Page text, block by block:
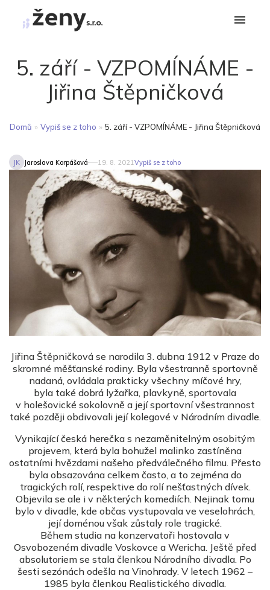
5. září - VZPOMÍNÁME -
Jiřina Štěpničková
Domů » Vypiš se z toho » 5. září - VZPOMÍNÁME - Jiřina Štěpničková
JK Jaroslava Korpášová 19. 8. 2021 Vypiš se z toho
Jiřina Štěpničková se narodila 3. dubna 1912 v Praze do
skromné měšťanské rodiny. Byla všestranně sportovně
nadaná, ovládala prakticky všechny míčové hry,
byla také dobrá lyžařka, plavkyně, sportovala
v holešovické sokolovně a její sportovní všestrannost
také později obdivovali její kolegové v Národním divadle.
Vynikající česká herečka s nezaměnitelným osobitým
projevem, která byla bohužel malinko zastíněna
ostatními hvězdami našeho předválečného filmu. Přesto
byla obsazována celkem často, a to zejména do
tragických rolí, respektive do rolí nešťastných dívek.
Objevila se ale i v některých komediích. Nejinak tomu
bylo v divadle, kde občas vystupovala ve veselohrách,
její doménou však zůstaly role tragické.
Během studia na konzervatoři hostovala v
Osvobozeném divadle Voskovce a Wericha. Ještě před
absolutoriem se stala členkou Národního divadla. Po
šesti sezónách odešla na Vinohrady. V letech 1962 –
1985 byla členkou Realistického divadla.